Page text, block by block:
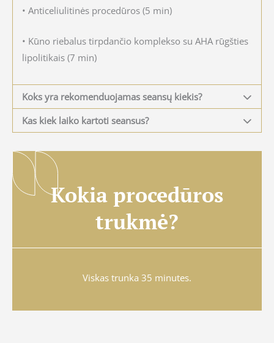
• Anticeliulitinės procedūros (5 min)
• Kūno riebalus tirpdančio komplekso su AHA rūgšties
lipolitikais (7 min)
Koks yra rekomenduojamas seansų kiekis?
Kas kiek laiko kartoti seansus?
Kokia procedūros
trukmė?
Viskas trunka 35 minutes.